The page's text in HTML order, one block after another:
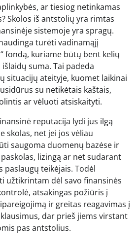
ar tiesiog netinkamas
Skolos iš antstolių yra rimtas
sistemoje yra spragų.
turėti vadinamąjį
fondą, kuriame būtų bent kelių
suma. Tai padeda
situacijų ateityje, kuomet laikinai
su netikėtais kaštais,
ar vėluoti atsiskaityti.
reputacija lydi jus ilgą
skolas, net jei jos vėliau
saugoma duomenų bazėse ir
lizingą ar net sudarant
paslaugų teikėjais. Todėl
užtikrintam dėl savo finansinės
atsakingas požiūris į
ir greitas reagavimas į
dar prieš jiems virstant
pas antstolius.